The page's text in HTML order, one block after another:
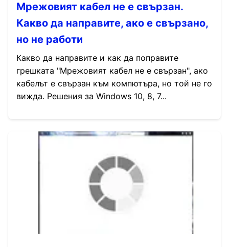
Мрежовият кабел не е свързан.
Какво да направите, ако е свързано,
но не работи
Какво да направите и как да поправите
грешката "Мрежовият кабел не е свързан", ако
кабелът е свързан към компютъра, но той не го
вижда. Решения за Windows 10, 8, 7...